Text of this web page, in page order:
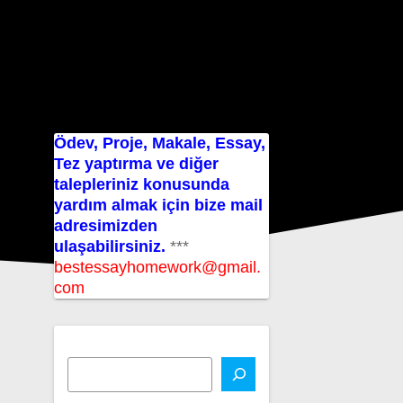
Ödev, Proje, Makale, Essay,
Tez yaptırma ve diğer
talepleriniz konusunda
yardım almak için bize mail
adresimizden
ulaşabilirsiniz. ***
bestessayhomework@gmail.
com